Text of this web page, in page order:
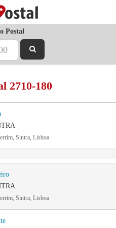
Postal
2710-180
Sintra, Lisboa
Sintra, Lisboa